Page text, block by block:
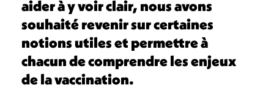
aider à y voir clair, nous avons
souhaité revenir sur certaines
notions utiles et permettre à
chacun de comprendre les enjeux
de la vaccination.